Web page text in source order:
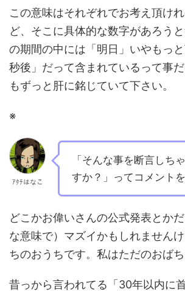
この意味はそれぞれでお考え頂け
ど、そこに具体的な数字があろう
の期間の中には「明日」いやもっ
秒後」だって含まれているって事
もずっと肝に銘じていて下さい。
※
ｱﾀﾁはなこ
「そんな事を断言しち
すか？」ってコメントを
どこかお偉いさんの公式発表とか
な意味で）マズイかもしれません
ちのおうちです。私はただのおば
昔っから言われてる「30年以内に